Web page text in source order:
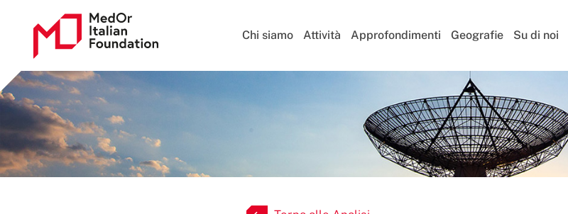
Chi siamo Attività Approfondimenti Geografie Su di noi